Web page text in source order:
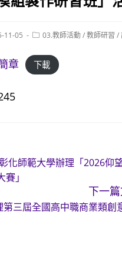
11-05
Post03.教師活動/教師研習 /
章 下載
化師範大學辦理「2026仰
」
下一
三屆全國高中職商業類創